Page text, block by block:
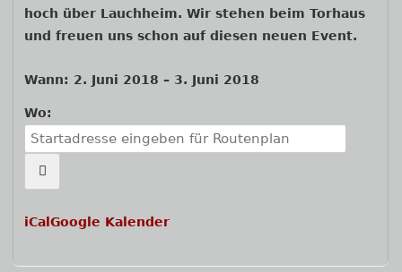
hoch über Lauchheim. Wir stehen beim Torhaus
und freuen uns schon auf diesen neuen Event.
Wann: 2. Juni 2018 – 3. Juni 2018
Wo:
iCal Google Kalender